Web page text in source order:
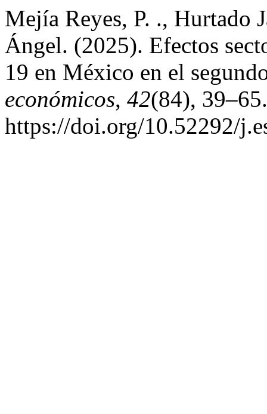
Mejía Reyes, P. .,
Ángel. (2025). Efectos
19 en México en el
económicos, 42(84), 39–65.
https://doi.org/10.52292/